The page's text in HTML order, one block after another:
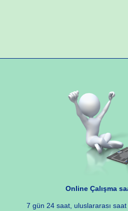
Online Çalışma
7 gün 24 saat, uluslararası